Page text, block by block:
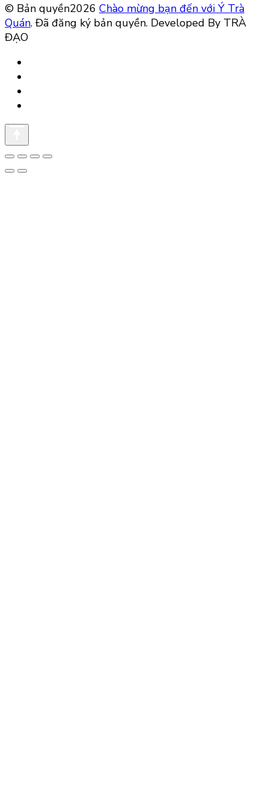
© Bản quyền2026 Chào mừng bạn đến với Ý Trà
Quán. Đã đăng ký bản quyền. Developed By TRÀ
ĐẠO